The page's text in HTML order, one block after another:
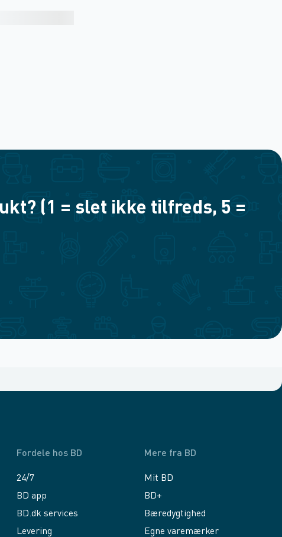
(1 = slet ikke tilfreds, 5 =
Fordele hos BD
24/7
BD app
BD.dk services
Levering
Mere fra BD
Mit BD
BD+
Bæredygtighed
Egne varemærker